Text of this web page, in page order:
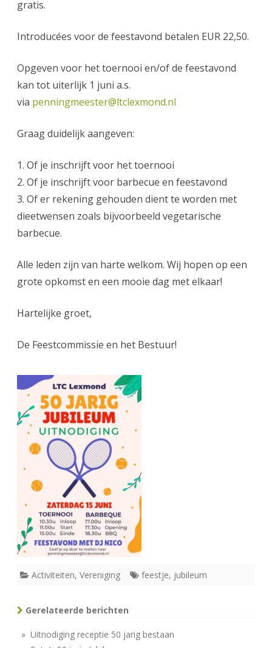
gratis.
Introducées voor de feestavond betalen EUR 22,50.
Opgeven voor het toernooi en/of de feestavond
kan tot uiterlijk 1 juni a.s.
via penningmeester@ltclexmond.nl
Graag duidelijk aangeven:
1. Of je inschrijft voor het toernooi
2. Of je inschrijft voor barbecue en feestavond
3. Of er rekening gehouden dient te worden met
dieetwensen zoals bijvoorbeeld vegetarische
barbecue.
Alle leden zijn van harte welkom. Wij hopen op een
grote opkomst en een mooie dag met elkaar!
Hartelijke groet,
De Feestcommissie en het Bestuur!
Activiteiten, Vereniging feestje, jubileum
Gerelateerde berichten
» Uitnodiging receptie 50 jarig bestaan